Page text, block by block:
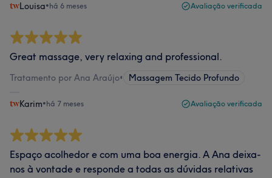
Louisa•há 6 meses Avaliação verificada
Great massage, very relaxing and professional.
Tratamento por Ana Araújo• Massagem Tecido Profundo
Karim•há 7 meses Avaliação verificada
Espaço acolhedor e com uma boa energia. A Ana deixa-
nos à vontade e responde a todas as dúvidas relativas